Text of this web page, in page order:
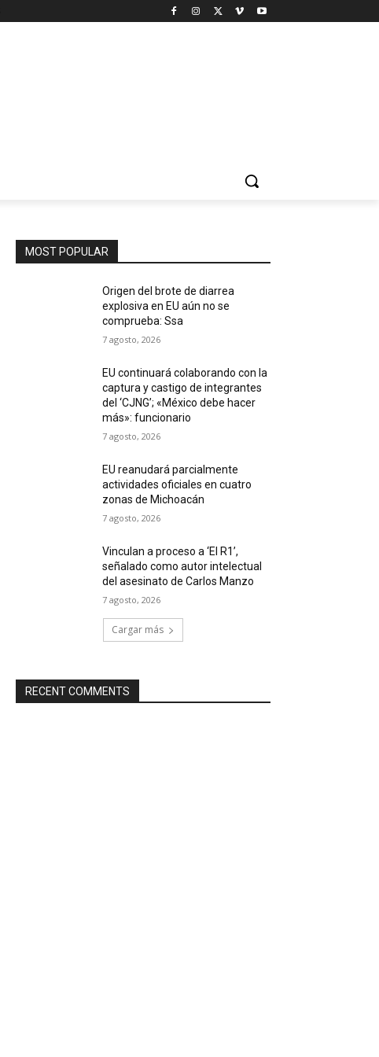
MOST POPULAR
Origen del brote de diarrea
explosiva en EU aún no se
comprueba: Ssa
7 agosto, 2026
EU continuará colaborando con la
captura y castigo de integrantes
del ‘CJNG’; «México debe hacer
más»: funcionario
7 agosto, 2026
EU reanudará parcialmente
actividades oficiales en cuatro
zonas de Michoacán
7 agosto, 2026
Vinculan a proceso a ‘El R1’,
señalado como autor intelectual
del asesinato de Carlos Manzo
7 agosto, 2026
Cargar más
RECENT COMMENTS